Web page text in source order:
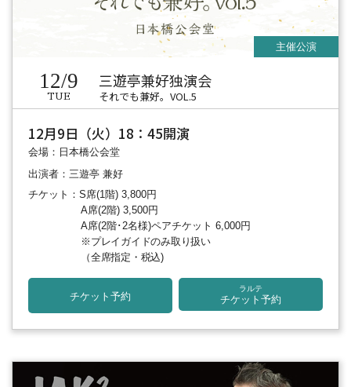
12/9
TUE
三遊亭兼好独演会
それでも兼好。VOL.5
12月9日（火）18：45開演
会場：日本橋公会堂
出演者：三遊亭 兼好
チケット：S席(1階) 3,800円
A席(2階) 3,500円
A席(2階･2名様)ペアチケット 6,000円
※プレイガイドのみ取り扱い
（全席指定・税込)
チケット予約
ラルテ
チケット予約